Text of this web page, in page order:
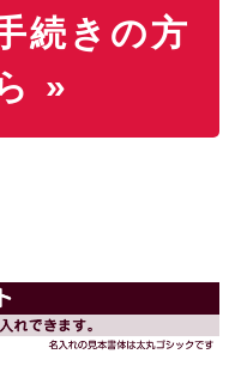
続きの方
»